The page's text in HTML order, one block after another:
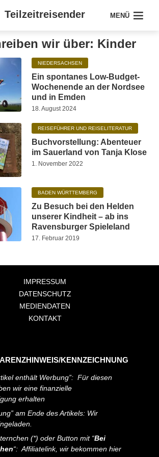
Teilzeitreisender MENÜ
wir über: Kinder
NIEDERSACHSEN
Ein spontanes Low-Budget-
Wochenende an der Nordsee
und in Emden
18. August 2024
REISEFÜHRER UND REISELITERATUR
Buchvorstellung: Abenteuer
im Sauerland von Tanja Klose
1. November 2022
BADEN WÜRTTEMBERG
Zu Besuch bei den Helden
unserer Kindheit – ab ins
Ravensburger Spieleland
17. Februar 2019
IMPRESSUM
DATENSCHUTZ
MEDIENDATEN
KONTAKT
KENNZEICHNUNG
enthält Werbung”: Für diesen
wir eine finanzielle
erhalten
am Ende des Artikels: Wir
(*) oder Button mit “Bei
“: Affiliatelink, wir bekommen hier